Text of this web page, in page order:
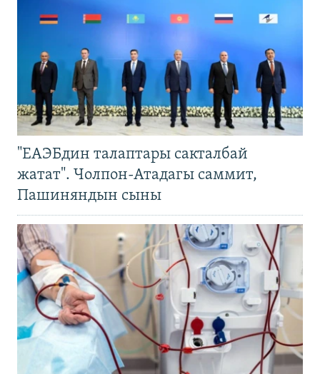
"ЕАЭБдин талаптары сакталбай
жатат". Чолпон-Атадагы саммит,
Пашиняндын сыны